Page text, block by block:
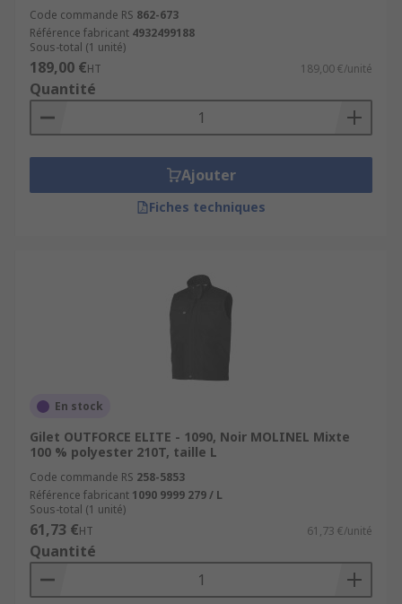
Code commande RS 862-673
Référence fabricant 4932499188
Sous-total (1 unité)
189,00 €HT 189,00 €/unité
Quantité
Ajouter
Fiches techniques
En stock
Gilet OUTFORCE ELITE - 1090, Noir MOLINEL Mixte
100 % polyester 210T, taille L
Code commande RS 258-5853
Référence fabricant 1090 9999 279 / L
Sous-total (1 unité)
61,73 €HT 61,73 €/unité
Quantité